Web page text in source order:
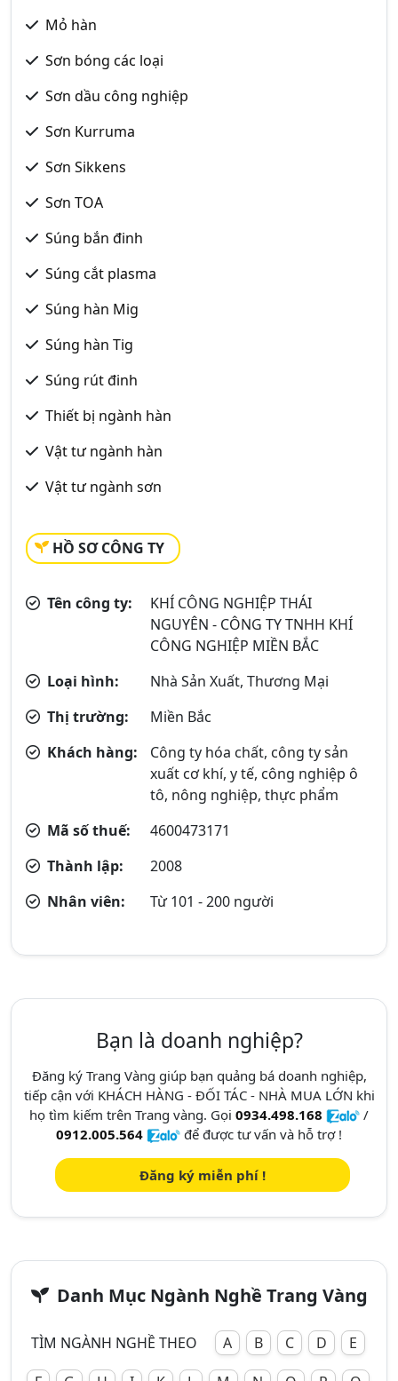
Mỏ hàn
Sơn bóng các loại
Sơn dầu công nghiệp
Sơn Kurruma
Sơn Sikkens
Sơn TOA
Súng bắn đinh
Súng cắt plasma
Súng hàn Mig
Súng hàn Tig
Súng rút đinh
Thiết bị ngành hàn
Vật tư ngành hàn
Vật tư ngành sơn
HỒ SƠ CÔNG TY
Tên công ty:
KHÍ CÔNG NGHIỆP THÁI
NGUYÊN - CÔNG TY TNHH KHÍ
CÔNG NGHIỆP MIỀN BẮC
Loại hình:
Nhà Sản Xuất, Thương Mại
Thị trường:
Miền Bắc
Khách hàng:
Công ty hóa chất, công ty sản
xuất cơ khí, y tế, công nghiệp ô
tô, nông nghiệp, thực phẩm
Mã số thuế:
4600473171
Thành lập:
2008
Nhân viên:
Từ 101 - 200 người
Bạn là doanh nghiệp?
Đăng ký Trang Vàng giúp bạn quảng bá doanh nghiệp,
tiếp cận với KHÁCH HÀNG - ĐỐI TÁC - NHÀ MUA LỚN khi
họ tìm kiếm trên Trang vàng. Gọi 0934.498.168
/
0912.005.564
để được tư vấn và hỗ trợ !
Đăng ký miễn phí !
Danh Mục Ngành Nghề Trang Vàng
TÌM NGÀNH NGHỀ THEO A B C D
E